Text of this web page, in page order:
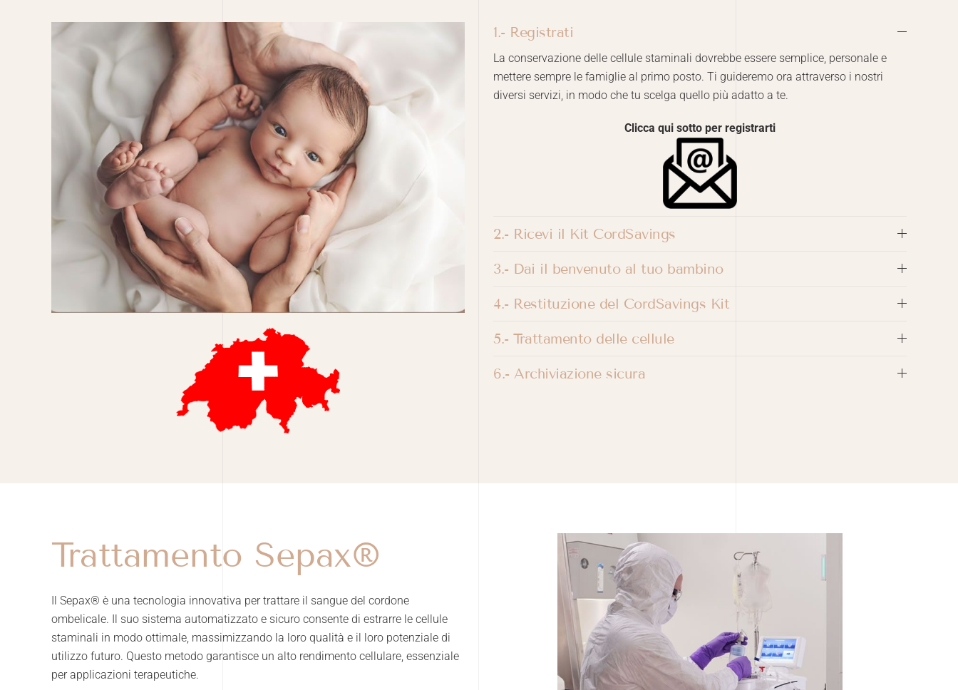
1.- Registrati
La conservazione delle cellule staminali dovrebbe essere semplice, personale e
mettere sempre le famiglie al primo posto. Ti guideremo ora attraverso i nostri
diversi servizi, in modo che tu scelga quello più adatto a te.
Clicca qui sotto per registrarti
2.- Ricevi il Kit CordSavings
3.- Dai il benvenuto al tuo bambino
4.- Restituzione del CordSavings Kit
5.- Trattamento delle cellule
6.- Archiviazione sicura
Trattamento Sepax®
Il Sepax® è una tecnologia innovativa per trattare il sangue del cordone
ombelicale. Il suo sistema automatizzato e sicuro consente di estrarre le cellule
staminali in modo ottimale, massimizzando la loro qualità e il loro potenziale di
utilizzo futuro. Questo metodo garantisce un alto rendimento cellulare, essenziale
per applicazioni terapeutiche.